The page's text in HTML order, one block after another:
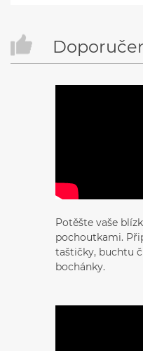
Potěšte vaše
pochoutkami.
taštičky, buchtu
bochánky.